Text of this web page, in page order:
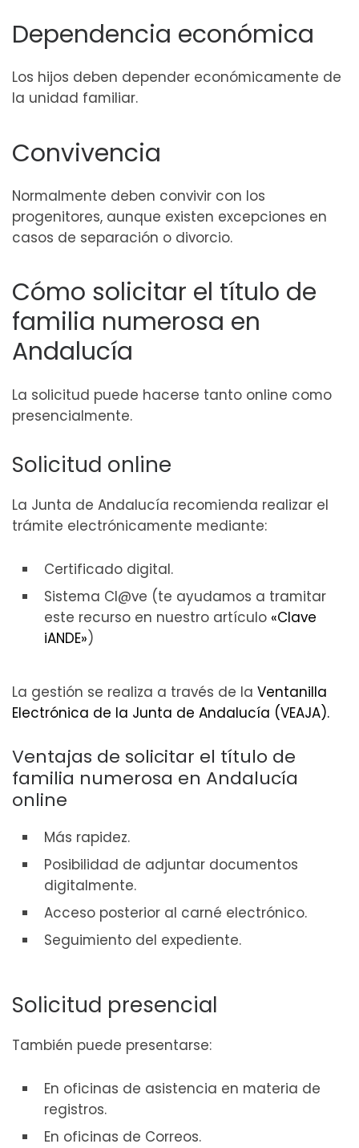
Dependencia económica
Los hijos deben depender económicamente de
la unidad familiar.
Convivencia
Normalmente deben convivir con los
progenitores, aunque existen excepciones en
casos de separación o divorcio.
Cómo solicitar el título de
familia numerosa en
Andalucía
La solicitud puede hacerse tanto online como
presencialmente.
Solicitud online
La Junta de Andalucía recomienda realizar el
trámite electrónicamente mediante:
Certificado digital.
Sistema Cl@ve (te ayudamos a tramitar
este recurso en nuestro artículo «Clave
iANDE»)
La gestión se realiza a través de la Ventanilla
Electrónica de la Junta de Andalucía (VEAJA).
Ventajas de solicitar el título de
familia numerosa en Andalucía
online
Más rapidez.
Posibilidad de adjuntar documentos
digitalmente.
Acceso posterior al carné electrónico.
Seguimiento del expediente.
Solicitud presencial
También puede presentarse:
En oficinas de asistencia en materia de
registros.
En oficinas de Correos.